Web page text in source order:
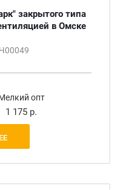
закрытого типа
в Омске
опт
1 175 р.